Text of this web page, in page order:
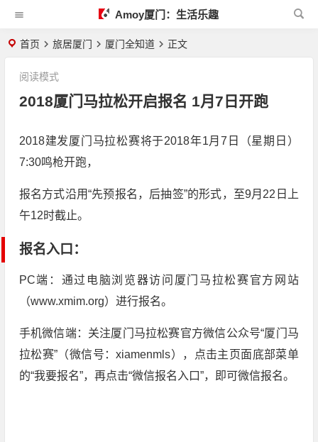
Amoy厦门：生活乐趣
首页 旅居厦门 厦门全知道 正文
2018厦门马拉松开启报名 1月7日开跑
阅读模式
2018建发厦门马拉松赛将于2018年1月7日（星期日）
7:30鸣枪开跑，
报名方式沿用“先预报名，后抽签”的形式，至9月22日上
午12时截止。
报名入口：
PC端：通过电脑浏览器访问厦门马拉松赛官方网站
（www.xmim.org）进行报名。
手机微信端：关注厦门马拉松赛官方微信公众号“厦门马
拉松赛”（微信号：xiamenmls），点击主页面底部菜单
的“我要报名”，再点击“微信报名入口”，即可微信报名。